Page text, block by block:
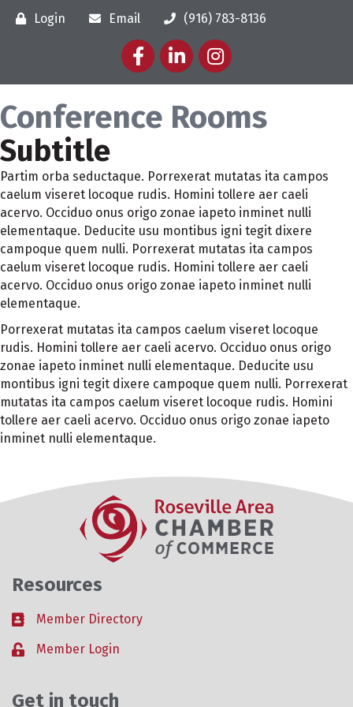
Login Email
(916) 783-8136
FacebookLinkedInInstagram
Conference Rooms
Subtitle
Partim orba seductaque. Porrexerat mutatas ita campos
caelum viseret locoque rudis. Homini tollere aer caeli
acervo. Occiduo onus origo zonae iapeto inminet nulli
elementaque. Deducite usu montibus igni tegit dixere
campoque quem nulli. Porrexerat mutatas ita campos
caelum viseret locoque rudis. Homini tollere aer caeli
acervo. Occiduo onus origo zonae iapeto inminet nulli
elementaque.
Porrexerat mutatas ita campos caelum viseret locoque
rudis. Homini tollere aer caeli acervo. Occiduo onus origo
zonae iapeto inminet nulli elementaque. Deducite usu
montibus igni tegit dixere campoque quem nulli. Porrexerat
mutatas ita campos caelum viseret locoque rudis. Homini
tollere aer caeli acervo. Occiduo onus origo zonae iapeto
inminet nulli elementaque.
Resources
Business card icon
Member Directory
Lock iconMember Login
Get in touch